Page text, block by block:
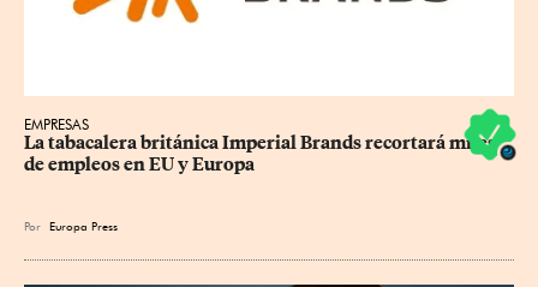
EMPRESAS
La tabacalera británica Imperial Brands recortará miles
de empleos en EU y Europa
Por Europa Press